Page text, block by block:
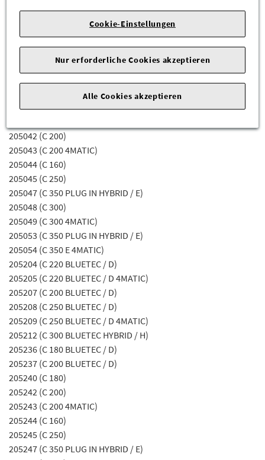
205005 (C 220 BLUETEC / D 4MATIC)
205006 (C 250 CDI / D)
205007 (C 200 BLUETEC / D)
205008 (C 250 BLUETEC / D)
205009 (C 250 BLUETEC / D 4MATIC)
205036 (C 180 BLUETEC / D)
205037 (C 200 BLUETEC / D)
205042 (C 200)
205043 (C 200 4MATIC)
205044 (C 160)
205045 (C 250)
205047 (C 350 PLUG IN HYBRID / E)
205048 (C 300)
205049 (C 300 4MATIC)
205053 (C 350 PLUG IN HYBRID / E)
205054 (C 350 E 4MATIC)
205204 (C 220 BLUETEC / D)
205205 (C 220 BLUETEC / D 4MATIC)
205207 (C 200 BLUETEC / D)
205208 (C 250 BLUETEC / D)
205209 (C 250 BLUETEC / D 4MATIC)
205212 (C 300 BLUETEC HYBRID / H)
205236 (C 180 BLUETEC / D)
205237 (C 200 BLUETEC / D)
205240 (C 180)
205242 (C 200)
205243 (C 200 4MATIC)
205244 (C 160)
205245 (C 250)
205247 (C 350 PLUG IN HYBRID / E)
Cookie-Einstellungen
Nur erforderliche Cookies akzeptieren
Alle Cookies akzeptieren